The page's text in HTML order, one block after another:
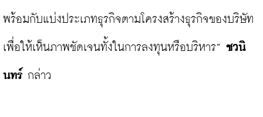
พร้อมกับแบ่งประเภทธุรกิจตามโครงสร้างธุรกิจของบริษัท
เพื่อให้เห็นภาพชัดเจนทั้งในการลงทุนหรือบริหาร” ชวนิ
นทร์ กล่าว